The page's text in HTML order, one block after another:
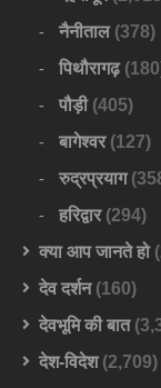
नैनीताल(378)
पिथौरागढ़
पौड़ी(405)
बागेश्वर(127)
रुद्रप्रयाग
हरिद्वार(294)
क्या आप जानते हो
देव दर्शन(160)
देवभूमि की बात
देश-विदेश(2,709)